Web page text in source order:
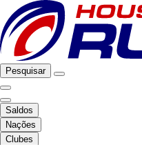
Pesquisar
Saldos
Nações
Clubes